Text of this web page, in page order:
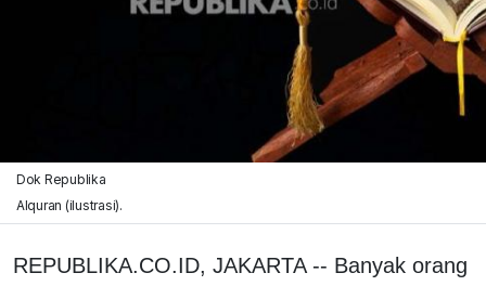
Dok Republika
Alquran (ilustrasi).
REPUBLIKA.CO.ID, JAKARTA -- Banyak orang